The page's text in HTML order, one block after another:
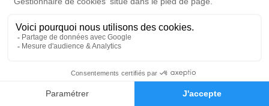
Faire-part Hommages
Cérémonie religieuse
lundi 03 janvier 2022 à 15h00
Basilique Saint-Savinien de Sens
137 Bis Rue d'Alsace Lorraine Sens
Je rends hommage